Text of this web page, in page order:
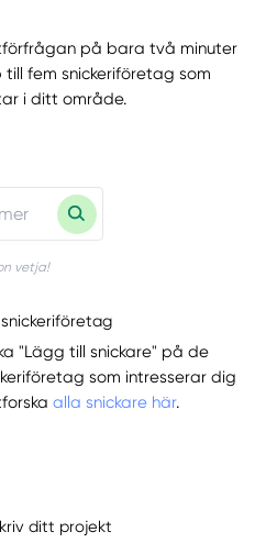
på bara två minuter
fem snickeriföretag som
i ditt område.
vetja!
snickeriföretag
"Lägg till snickare" på de
som intresserar dig
alla snickare här.
ditt projekt